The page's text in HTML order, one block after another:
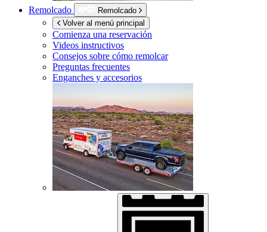
Remolcado
Remolcado
Volver al menú principal
Comienza una reservación
Videos instructivos
Consejos sobre cómo remolcar
Preguntas frecuentes
Enganches y accesorios